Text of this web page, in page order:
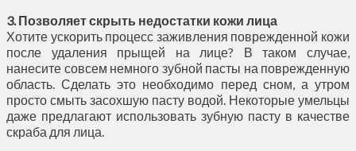
3. Позволяет скрыть недостатки кожи лица
Хотите ускорить процесс заживления поврежденной кожи
после удаления прыщей на лице? В таком случае,
нанесите совсем немного зубной пасты на поврежденную
область. Сделать это необходимо перед сном, а утром
просто смыть засохшую пасту водой. Некоторые умельцы
даже предлагают использовать зубную пасту в качестве
скраба для лица.